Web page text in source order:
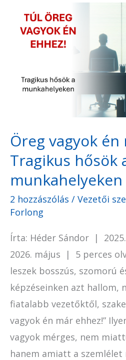
Öreg vagyok én
Tragikus hősök
munkahelyeken
2 hozzászólás / Vezetői
Forlong
Írta: Héder Sándor |
2026. május | 5 perces
leszek bosszús, szomorú
képzéseinken azt hallom,
fiatalabb vezetőktől,
vagyok én már ehhez!”
vagyok mérges, nem
hanem amiatt a
vagyok
ehhez!
a
munkahelyeken